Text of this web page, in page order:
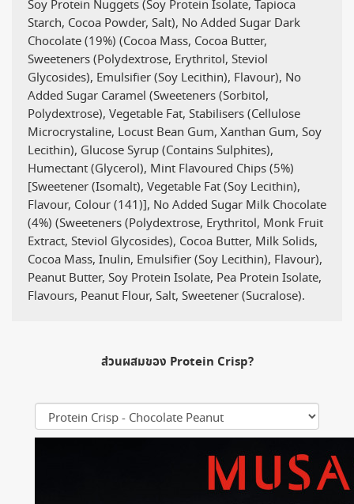
Soy Protein Nuggets (Soy Protein Isolate, Tapioca
Starch, Cocoa Powder, Salt), No Added Sugar Dark
Chocolate (19%) (Cocoa Mass, Cocoa Butter,
Sweeteners (Polydextrose, Erythritol, Steviol
Glycosides), Emulsifier (Soy Lecithin), Flavour), No
Added Sugar Caramel (Sweeteners (Sorbitol,
Polydextrose), Vegetable Fat, Stabilisers (Cellulose
Microcrystaline, Locust Bean Gum, Xanthan Gum, Soy
Lecithin), Glucose Syrup (Contains Sulphites),
Humectant (Glycerol), Mint Flavoured Chips (5%)
[Sweetener (Isomalt), Vegetable Fat (Soy Lecithin),
Flavour, Colour (141)], No Added Sugar Milk Chocolate
(4%) (Sweeteners (Polydextrose, Erythritol, Monk Fruit
Extract, Steviol Glycosides), Cocoa Butter, Milk Solids,
Cocoa Mass, Inulin, Emulsifier (Soy Lecithin), Flavour),
Peanut Butter, Soy Protein Isolate, Pea Protein Isolate,
Flavours, Peanut Flour, Salt, Sweetener (Sucralose).
ส่วนผสมของ Protein Crisp?